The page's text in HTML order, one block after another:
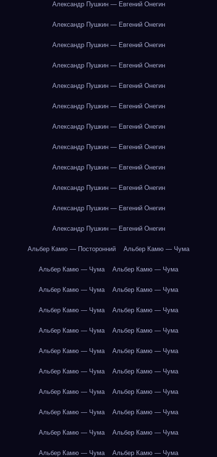
Александр Пушкин — Евгений Онегин
Александр Пушкин — Евгений Онегин
Александр Пушкин — Евгений Онегин
Александр Пушкин — Евгений Онегин
Александр Пушкин — Евгений Онегин
Александр Пушкин — Евгений Онегин
Александр Пушкин — Евгений Онегин
Александр Пушкин — Евгений Онегин
Александр Пушкин — Евгений Онегин
Александр Пушкин — Евгений Онегин
Александр Пушкин — Евгений Онегин
Александр Пушкин — Евгений Онегин
Альбер Камю — Посторонний Альбер Камю — Чума
Альбер Камю — Чума Альбер Камю — Чума
Альбер Камю — Чума Альбер Камю — Чума
Альбер Камю — Чума Альбер Камю — Чума
Альбер Камю — Чума Альбер Камю — Чума
Альбер Камю — Чума Альбер Камю — Чума
Альбер Камю — Чума Альбер Камю — Чума
Альбер Камю — Чума Альбер Камю — Чума
Альбер Камю — Чума Альбер Камю — Чума
Альбер Камю — Чума Альбер Камю — Чума
Альбер Камю — Чума Альбер Камю — Чума